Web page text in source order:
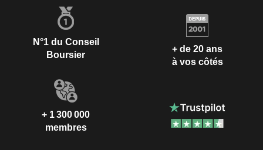
N°1 du Conseil
Boursier
+ de 20 ans
à vos côtés
+ 1 300 000
membres